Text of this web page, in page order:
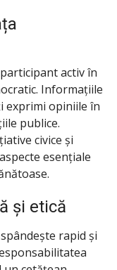
activ în
Informațiile
exprimi opiniile în
publice.
civice și
esențiale
și etică
rapid și